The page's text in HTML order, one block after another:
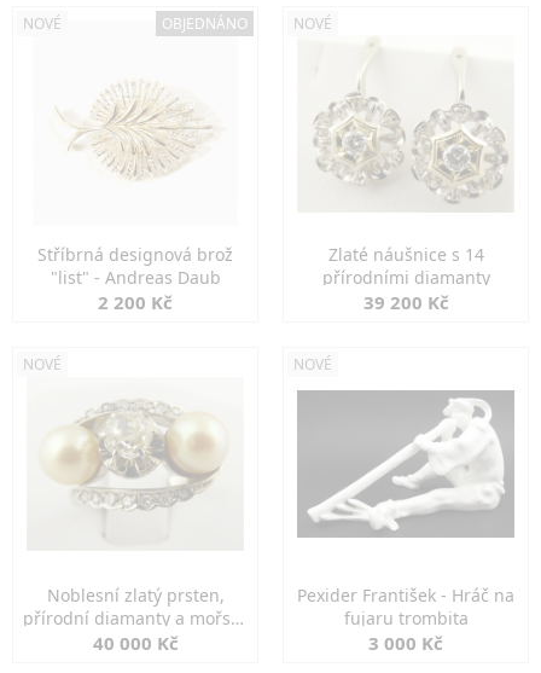
NOVÉ OBJEDNÁNO
Stříbrná designová brož
"list" - Andreas Daub
2 200 Kč
NOVÉ
Zlaté náušnice s 14
přírodními diamanty
39 200 Kč
NOVÉ
Noblesní zlatý prsten,
přírodní diamanty a mořské
perly
40 000 Kč
NOVÉ
Pexider František - Hráč na
fujaru trombita
3 000 Kč